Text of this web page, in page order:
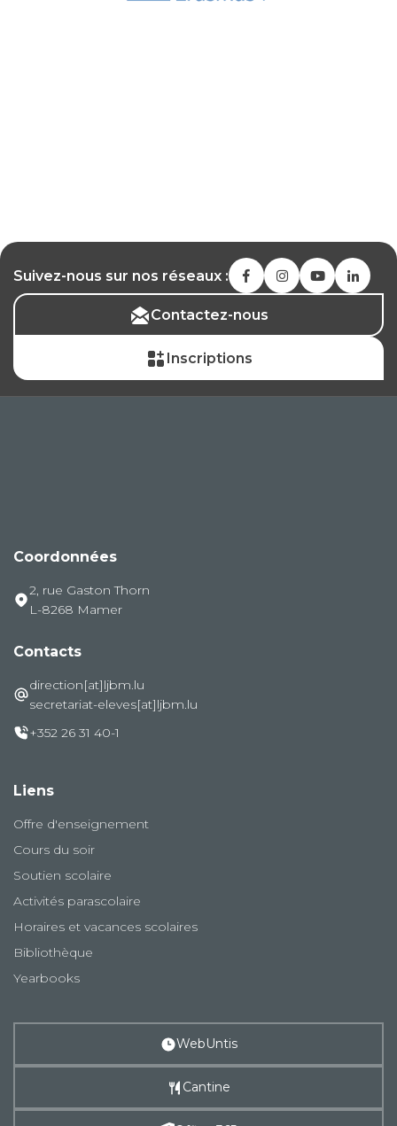
Suivez-nous sur nos réseaux :
Contactez-nous
Inscriptions
Coordonnées
2, rue Gaston Thorn
L-8268 Mamer
Contacts
direction[at]ljbm.lu
secretariat-eleves[at]ljbm.lu
+352 26 31 40-1
Liens
Offre d'enseignement
Cours du soir
Soutien scolaire
Activités parascolaire
Horaires et vacances scolaires
Bibliothèque
Yearbooks
WebUntis
Cantine